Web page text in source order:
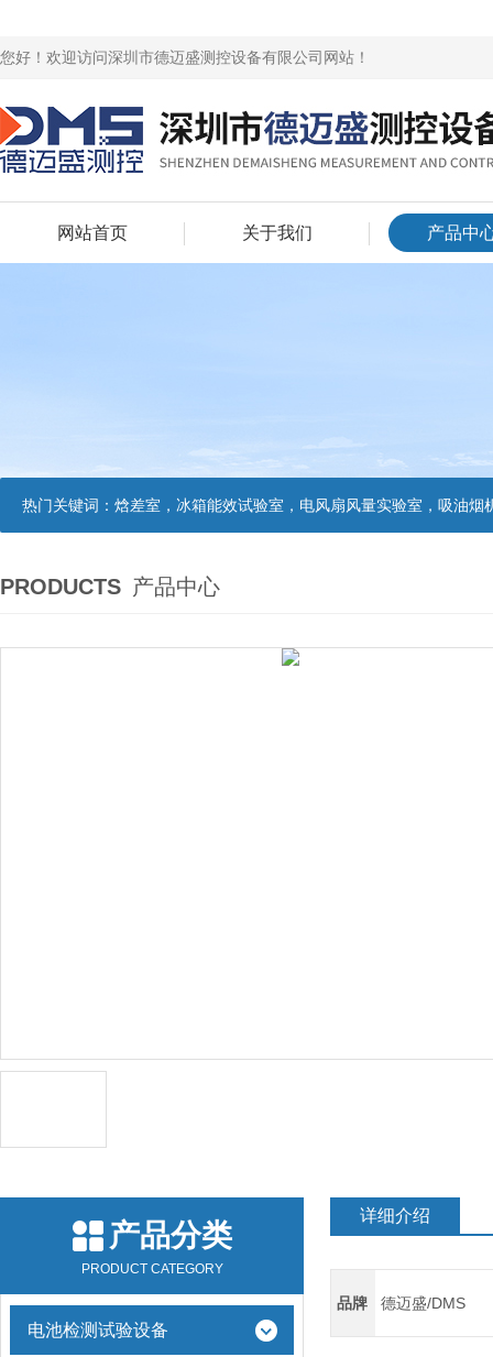
您好！欢迎访问深圳市德迈盛测控设备有限公司网站！
网站首页 关于我们 产品中
热门关键词： 焓差室，冰箱能效试验室，电风扇风量实验室，吸油烟机油脂分离度试验装置，吸油烟机空气性能试验装置，吸油烟机气味
PRODUCTS 产品中心
产品分类
PRODUCT CATEGORY
电池检测试验设备
详细介绍
品牌 德迈盛/DMS